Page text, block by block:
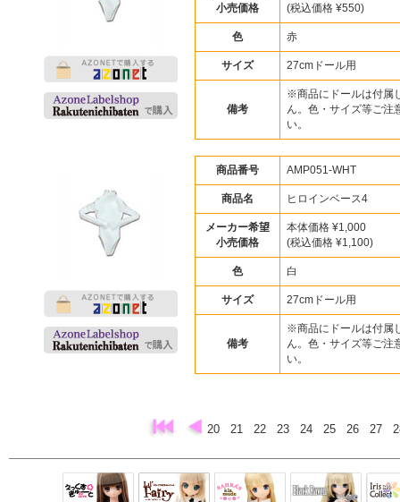
小売価格
(税込価格 ¥550)
色 赤
サイズ 27cmドール用
備考
※商品にドールは付属
ん。色・サイズ等ご注
い。
商品番号 AMP051-WHT
商品名 ヒロインベース4
メーカー希望
小売価格
本体価格 ¥1,000
(税込価格 ¥1,100)
色 白
サイズ 27cmドール用
備考
※商品にドールは付属
ん。色・サイズ等ご注
い。
20 21 22 23 24 25 26 27